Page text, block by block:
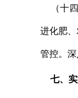
（十四
进化肥
管控。
七、